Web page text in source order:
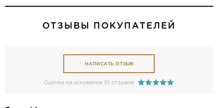
ОТЗЫВЫ ПОКУПАТЕЛЕЙ
НАПИСАТЬ ОТЗЫВ
Оценка на основании 10 отзывов